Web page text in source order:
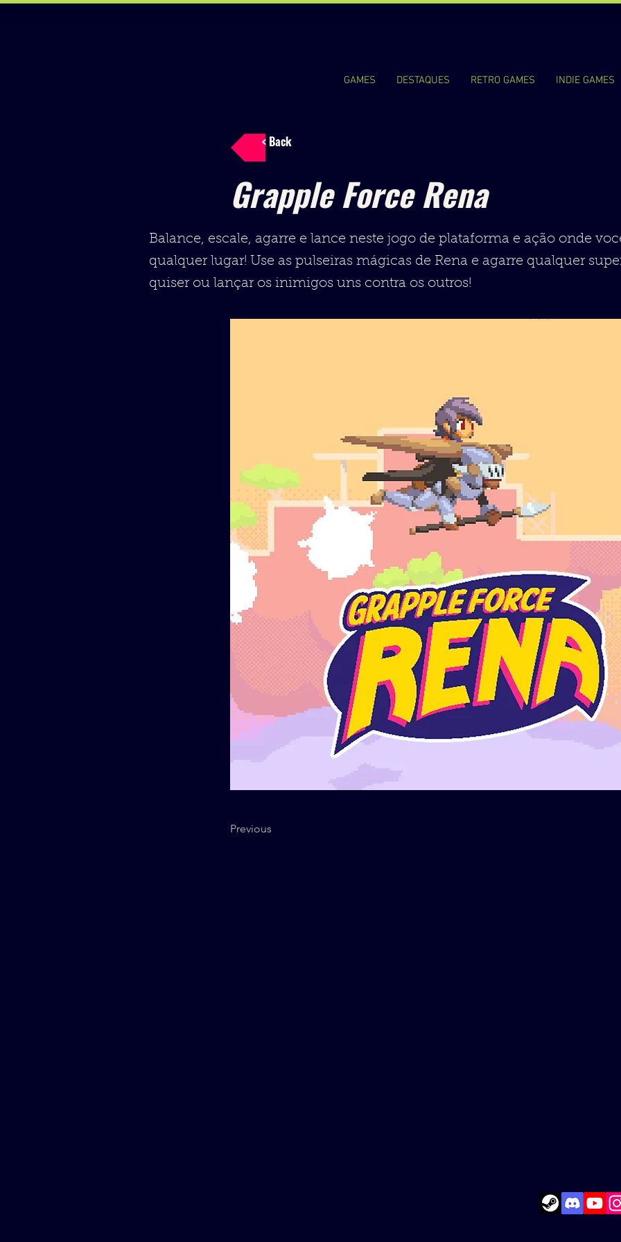
GAMES DESTAQUES RETRO GAMES INDIE GAMES
< Back
Grapple Force Rena
Balance, escale, agarre e lance neste jogo de plataforma e ação onde
qualquer lugar! Use as pulseiras mágicas de Rena e agarre qualquer
quiser ou lançar os inimigos uns contra os outros!
Previous